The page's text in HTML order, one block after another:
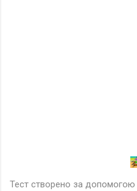
Тест створено за допомогою